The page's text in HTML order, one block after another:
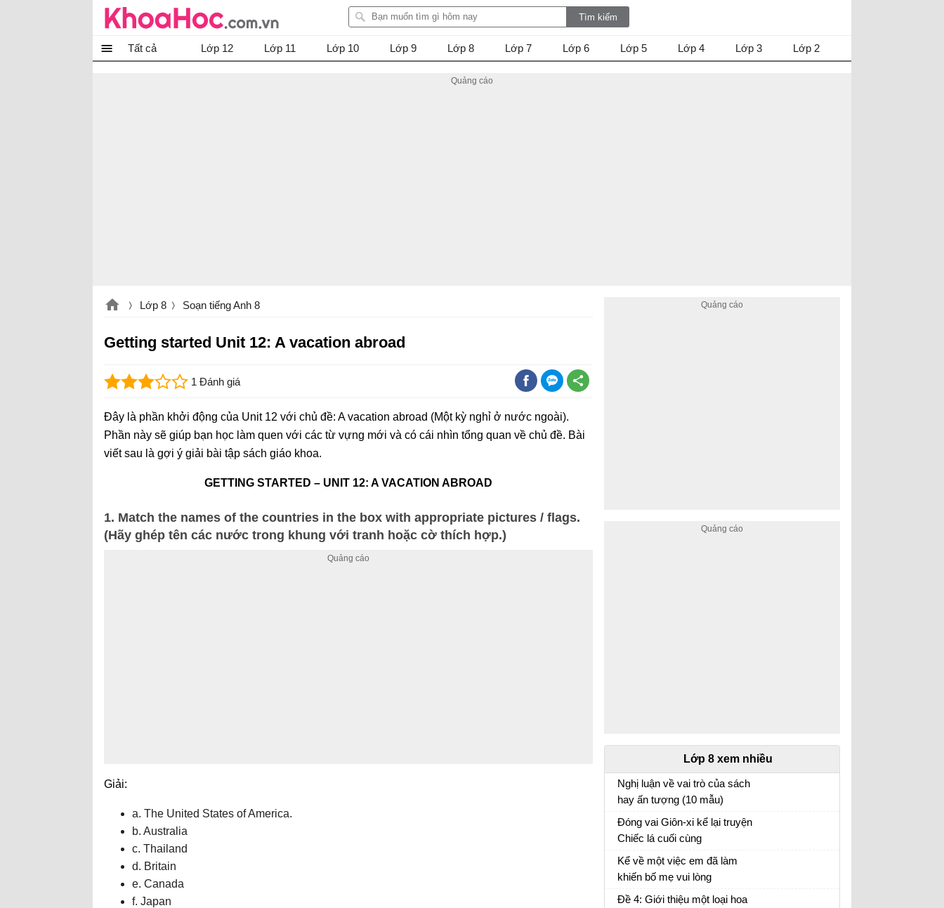
Tất cả Lớp 12 Lớp 11 Lớp 10 Lớp 9 Lớp 8 Lớp 7 Lớp 6 Lớp 5 Lớp 4 Lớp 3 Lớp 2
Lớp 8 Soạn tiếng Anh 8
Getting started Unit 12: A vacation abroad
1 Đánh giá
Đây là phần khởi động của Unit 12 với chủ đề: A vacation abroad (Một kỳ nghỉ ở nước ngoài).
Phần này sẽ giúp bạn học làm quen với các từ vựng mới và có cái nhìn tổng quan về chủ đề. Bài
viết sau là gợi ý giải bài tập sách giáo khoa.
GETTING STARTED – UNIT 12: A VACATION ABROAD
1. Match the names of the countries in the box with appropriate pictures / flags.
(Hãy ghép tên các nước trong khung với tranh hoặc cờ thích hợp.)
Giải:
a. The United States of America.
b. Australia
c. Thailand
d. Britain
e. Canada
f. Japan
Lớp 8 xem nhiều
Nghị luận về vai trò của sách
hay ấn tượng (10 mẫu)
Đóng vai Giôn-xi kể lại truyện
Chiếc lá cuối cùng
Vào vai Giôn-xi kể lại câu chuyện Chiếc lá cuối
cùng
Kể về một việc em đã làm
khiến bố mẹ vui lòng
Bài viết số 2 lớp 8 đề 3
Đề 4: Giới thiệu một loại hoa